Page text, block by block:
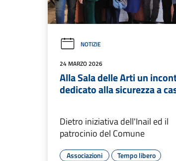
NOTIZIE
24 MARZO 2026
Alla Sala delle Arti un
dedicato alla sicurezza a
Dietro iniziativa dell'Inail ed il
patrocinio del Comune
Associazioni Tempo libero